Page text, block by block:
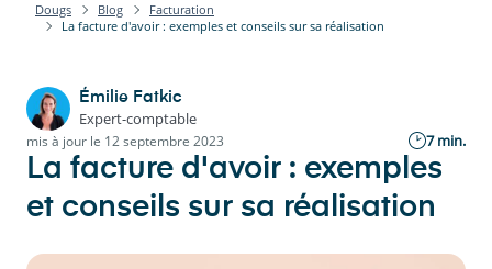
Dougs Blog
Facturation
La facture d'avoir : exemples et conseils sur sa réalisation
Émilie Fatkic
Expert-comptable
mis à jour le 12 septembre 2023 7 min.
La facture d'avoir : exemples
et conseils sur sa réalisation